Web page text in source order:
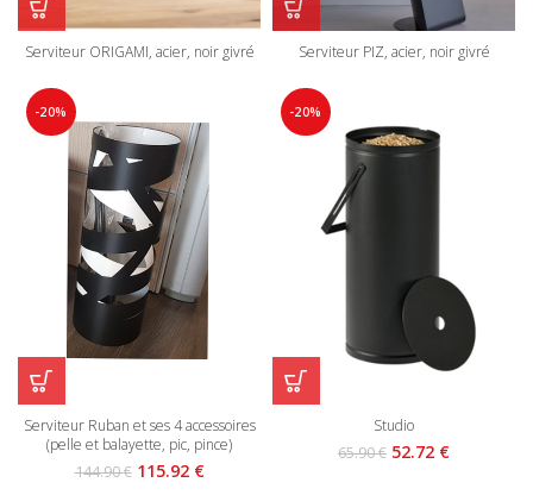
Serviteur ORIGAMI, acier, noir givré Serviteur PIZ, acier, noir givré
-20%
Serviteur Ruban et ses 4 accessoires
(pelle et balayette, pic, pince)
144.90€ 115.92 €
-20%
Studio
65.90€ 52.72 €